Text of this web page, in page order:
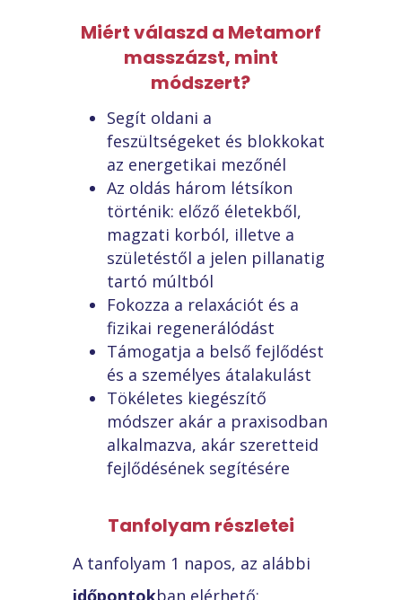
Miért válaszd a Metamorf
masszázst, mint
módszert?
Segít oldani a
feszültségeket és blokkokat
az energetikai mezőnél
Az oldás három létsíkon
történik: előző életekből,
magzati korból, illetve a
születéstől a jelen pillanatig
tartó múltból
Fokozza a relaxációt és a
fizikai regenerálódást
Támogatja a belső fejlődést
és a személyes átalakulást
Tökéletes kiegészítő
módszer akár a praxisodban
alkalmazva, akár szeretteid
fejlődésének segítésére
Tanfolyam részletei
A tanfolyam 1 napos, az alábbi